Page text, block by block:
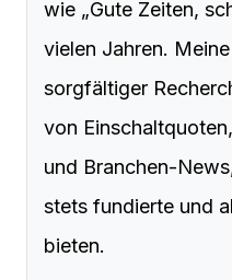
wie „Gute Zeiten,
vielen Jahren.
sorgfältiger
von
und Branchen-
stets fundierte und
bieten.